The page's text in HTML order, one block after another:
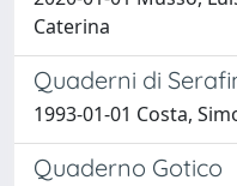
Caterina
Quaderni di
1993-01-01 Costa,
Quaderno Gotico